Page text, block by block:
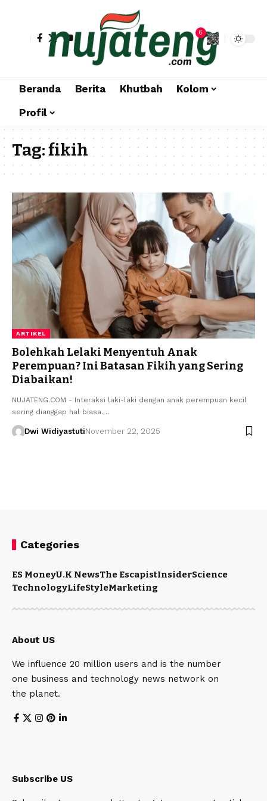
6
Beranda Berita Khutbah
Kolom
Profil
Tag:fikih
ARTIKEL
Bolehkah Lelaki Menyentuh Anak
Perempuan? Ini Batasan Fikih yang Sering
Diabaikan!
NUJATENG.COM - Interaksi laki-laki dengan anak perempuan kecil
sering dianggap hal biasa.…
Dwi WidiyastutiNovember 22, 2025
Categories
ES MoneyU.K NewsThe EscapistInsiderScience
TechnologyLifeStyleMarketing
About US
We influence 20 million users and is the number
one business and technology news network on
the planet.
Subscribe US